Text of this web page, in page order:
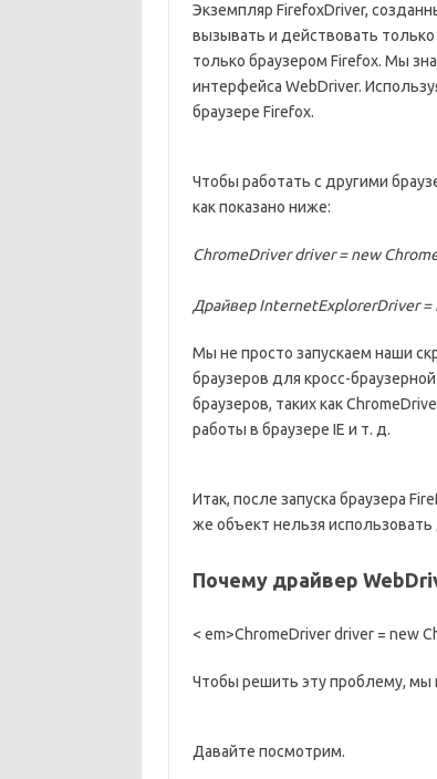
Экземпляр FirefoxDriver,
вызывать и действовать
только браузером Firefox. Мы
интерфейса WebDriver.
браузере Firefox.
Чтобы работать с другими
как показано ниже:
ChromeDriver driver = new
Драйвер InternetExplorerDriver
Мы не просто запускаем наши
браузеров для кросс-
браузеров, таких как
работы в браузере IE и т. д.
Итак, после запуска браузера
же объект нельзя использовать
Почему драйвер
< em>ChromeDriver driver = new
Чтобы решить эту проблему, мы
Давайте посмотрим.